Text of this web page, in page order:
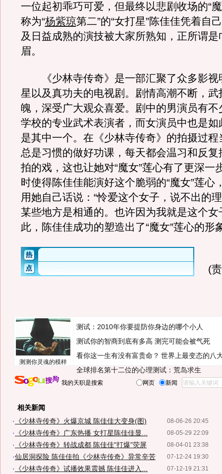
一位起初乖巧可爱，但最终以悲剧收场的“
称为“杨紫琼第二”的“女打星”陈佳佳凭着自
及日益成熟的演技被大家所熟知，正所谓是
眉。
《少林寺传奇》是一部汇聚了众多影视
星以及真功夫的电视剧。剧情高潮不断，武
魄，深受广大观众喜爱。剧中的男演员有不
学校的专业武术表演者，而女演员中也是如
是其中一个。在《少林寺传奇》的拍摄过程
总是习惯的做好功课，每天都会温习和反复
拍的戏，这也让她对“魔女”莲心有了更深一
时使得陈佳佳能演好这个脆弱的“魔女”莲心
用她自己话说：“怜爱这个女子，说不出的
某些地方是相通的。也许因为我就是这个女
此，陈佳佳成功的塑造出了“魔女”莲心的形
(
测测你灵魂的模样
测试：2010年你要提防你身边的哪个小人
测试你的智商到底有多高 测完可能会被气死
看你这一生有没有富贵命？ 世界上最变态的八
全球排名第十二位的心理测试：荒岛求生
我的天职是搜索 网页 新闻
相关新闻
08-06-26 20:45
· 《少林寺传奇》火爆京城 陈佳佳大变身(图)
08-05-29 22:09
· 《少林寺传奇》广东热播 女打星陈佳佳显...
08-04-01 23:38
· 《少林寺传奇》转战成都 陈佳佳"打爆"荧屏
07-12-24 19:30
·仙居洞探险 陈佳佳拍《少林寺传奇》异常辛苦
07-12-19 21:31
·
《少林寺传奇》试播效果震撼 陈佳佳进入...